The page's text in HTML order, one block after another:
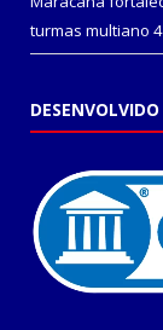
turmas multiano